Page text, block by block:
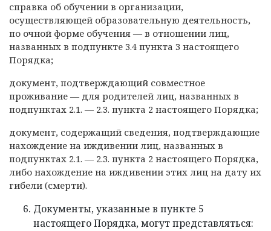
справка об обучении в организации,
осуществляющей образовательную деятельность,
по очной форме обучения — в отношении лиц,
названных в подпункте 3.4 пункта 3 настоящего
Порядка;
документ, подтверждающий совместное
проживание — для родителей лиц, названных в
подпунктах 2.1. — 2.3. пункта 2 настоящего Порядка;
документ, содержащий сведения, подтверждающие
нахождение на иждивении лиц, названных в
подпунктах 2.1. — 2.3. пункта 2 настоящего Порядка,
либо нахождение на иждивении этих лиц на дату их
гибели (смерти).
Документы, указанные в пункте 5
настоящего Порядка, могут представляться: